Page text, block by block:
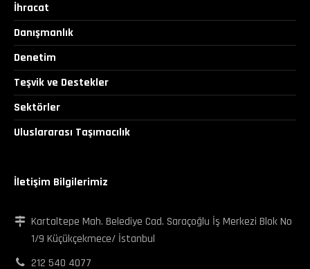
İhracat
Danışmanlık
Denetim
Teşvik ve Destekler
Sektörler
Uluslararası Taşımacılık
İletişim Bilgilerimiz
Kartaltepe Mah. Belediye Cad. Saraçoğlu İş Merkezi Blok No
1/9 Küçükçekmece/ İstanbul
212 540 4077